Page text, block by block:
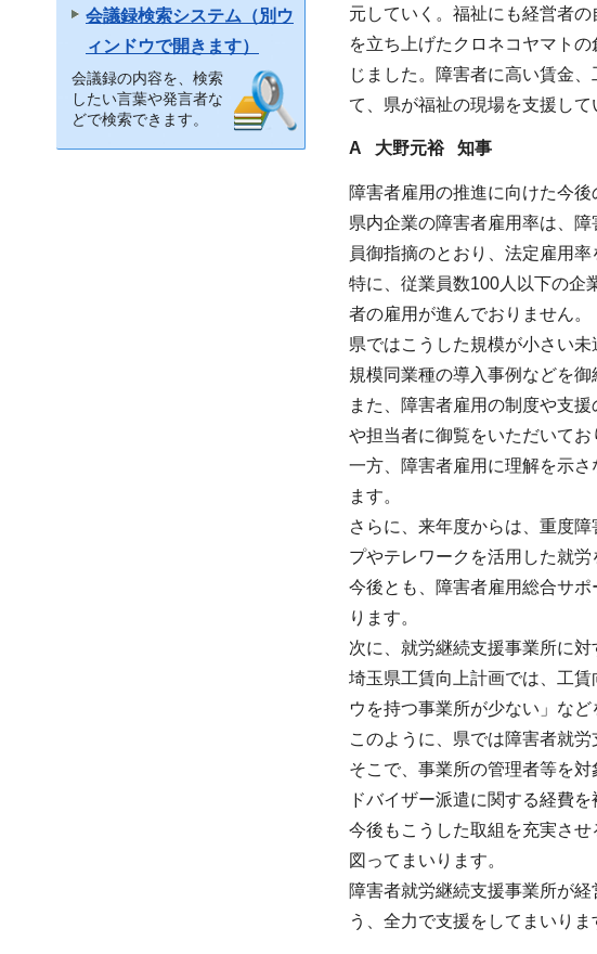
会議録検索システム（別ウ
ィンドウで開きます）
会議録の内容を、検索
したい言葉や発言者な
どで検索できます。
元していく。福祉にも経営者
を立ち上げたクロネコヤマト
じました。障害者に高い賃金
て、県が福祉の現場を支援し
A 大野元裕 知事
障害者雇用の推進に向けた今後
県内企業の障害者雇用率は、
員御指摘のとおり、法定雇用
特に、従業員数100人以下の企
者の雇用が進んでおりません。
県ではこうした規模が小さい
規模同業種の導入事例などを
また、障害者雇用の制度や支
や担当者に御覧をいただいてお
一方、障害者雇用に理解を示
ます。
さらに、来年度からは、重度
プやテレワークを活用した就労
今後とも、障害者雇用総合サ
ります。
次に、就労継続支援事業所に対
埼玉県工賃向上計画では、工
ウを持つ事業所が少ない」など
このように、県では障害者就
そこで、事業所の管理者等を
ドバイザー派遣に関する経費を
今後もこうした取組を充実さ
図ってまいります。
障害者就労継続支援事業所が
う、全力で支援をしてまいりま